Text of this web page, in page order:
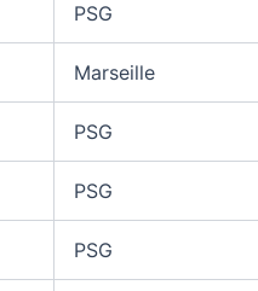
PSG
Marseille
PSG
PSG
PSG